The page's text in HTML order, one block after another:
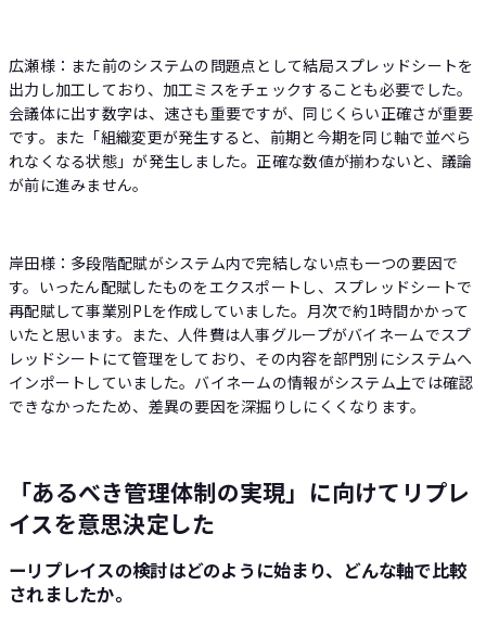
広瀬様：また前のシステムの問題点として結局スプレッドシートを
出力し加工しており、加工ミスをチェックすることも必要でした。
会議体に出す数字は、速さも重要ですが、同じくらい正確さが重要
です。また「組織変更が発生すると、前期と今期を同じ軸で並べら
れなくなる状態」が発生しました。正確な数値が揃わないと、議論
が前に進みません。
岸田様：多段階配賦がシステム内で完結しない点も一つの要因で
す。いったん配賦したものをエクスポートし、スプレッドシートで
再配賦して事業別PLを作成していました。月次で約1時間かかって
いたと思います。また、人件費は人事グループがバイネームでスプ
レッドシートにて管理をしており、その内容を部門別にシステムへ
インポートしていました。バイネームの情報がシステム上では確認
できなかったため、差異の要因を深掘りしにくくなります。
「あるべき管理体制の実現」に向けてリプレ
イスを意思決定した
ーリプレイスの検討はどのように始まり、どんな軸で比較
されましたか。